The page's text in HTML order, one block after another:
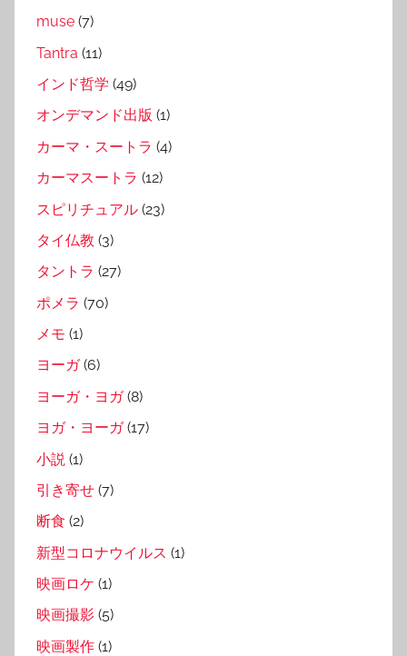
muse (7)
Tantra (11)
インド哲学 (49)
オンデマンド出版 (1)
カーマ・スートラ (4)
カーマスートラ (12)
スピリチュアル (23)
タイ仏教 (3)
タントラ (27)
ポメラ (70)
メモ (1)
ヨーガ(6)
ヨーガ・ヨガ(8)
ヨガ・ヨーガ(17)
小説 (1)
引き寄せ (7)
断食 (2)
新型コロナウイルス (1)
映画ロケ (1)
映画撮影 (5)
映画製作 (1)